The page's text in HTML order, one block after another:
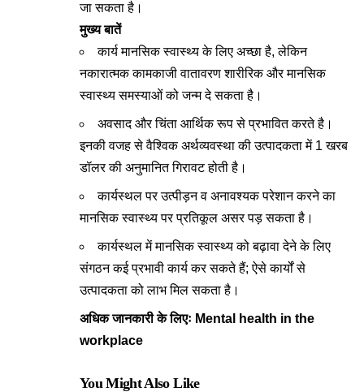
जा सकता है।
मुख्य बातें
कार्य मानसिक स्वास्थ्य के लिए अच्छा है, लेकिन
नकारात्मक कामकाजी वातावरण शारीरिक और मानसिक
स्वास्थ्य समस्याओं को जन्म दे सकता है।
अवसाद और चिंता आर्थिक रूप से प्रभावित करते है।
इनकी वजह से वैश्विक अर्थव्यवस्था की उत्पादकता में 1 खरब
डॉलर की अनुमानित गिरावट होती है।
कार्यस्थल पर उत्पीड़न व अनावश्यक परेशान करने का
मानसिक स्वास्थ्य पर प्रतिकूल असर पड़ सकता है।
कार्यस्थल में मानसिक स्वास्थ्य को बढ़ावा देने के लिए
संगठन कई प्रभावी कार्य कर सकते हैं; ऐसे कार्यों से
उत्पादकता को लाभ मिल सकता है।
अधिक जानकारी के लिएः Mental health in the
workplace
You Might Also Like